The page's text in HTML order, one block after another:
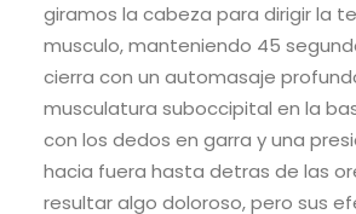
giramos la cabeza para dirigir la
musculo, manteniendo 45
cierra con un automasaje
musculatura suboccipital en la
con los dedos en garra y una
hacia fuera hasta detras de las
resultar algo doloroso, pero sus